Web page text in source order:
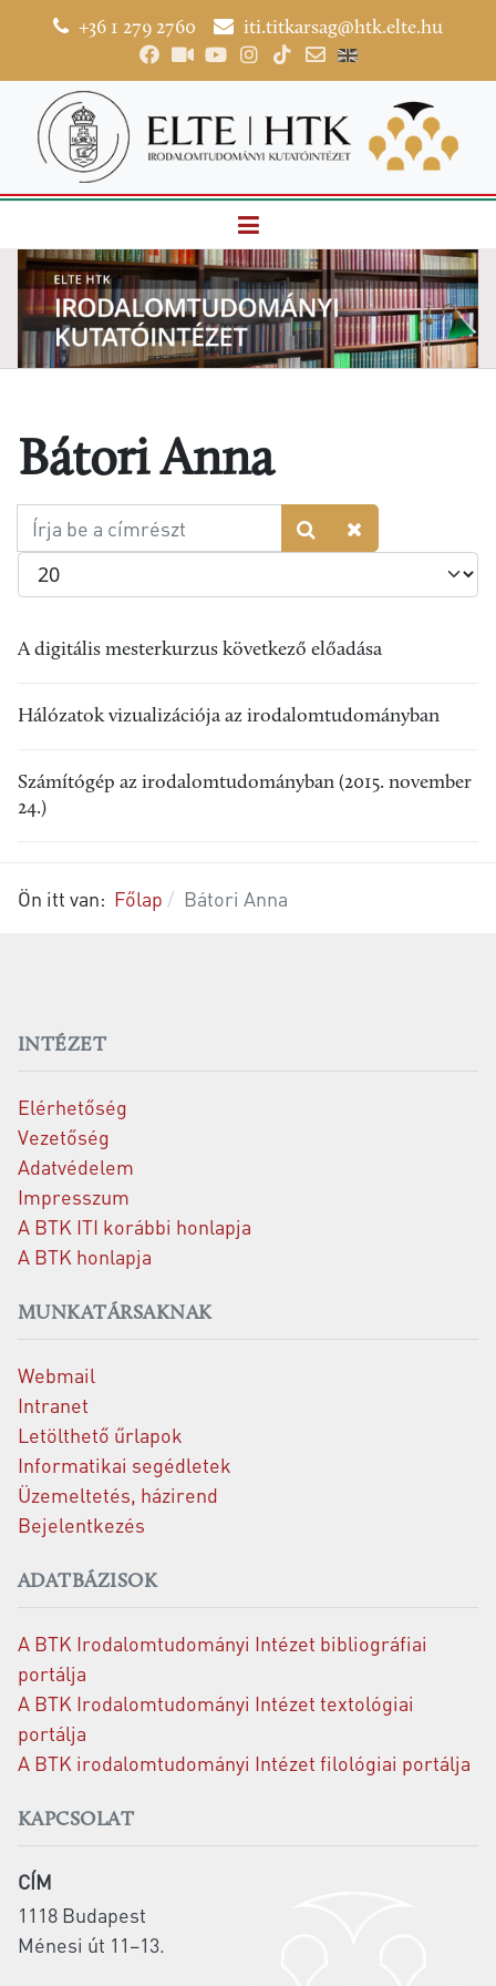
+36 1 279 2760 iti.titkarsag@htk.elte.hu
Bátori Anna
Írja
be
Tételek #
A digitális mesterkurzus következő előadása
Hálózatok vizualizációja az irodalomtudományban
Számítógép az irodalomtudományban (2015. november
24.)
Ön itt van: Főlap Bátori Anna
INTÉZET
Elérhetőség
Vezetőség
Adatvédelem
Impresszum
A BTK ITI korábbi honlapja
A BTK honlapja
MUNKATÁRSAKNAK
Webmail
Intranet
Letölthető űrlapok
Informatikai segédletek
Üzemeltetés, házirend
Bejelentkezés
ADATBÁZISOK
A BTK Irodalomtudományi Intézet bibliográfiai
portálja
A BTK Irodalomtudományi Intézet textológiai
portálja
A BTK irodalomtudományi Intézet filológiai portálja
KAPCSOLAT
CÍM
1118 Budapest
Ménesi út 11–13.